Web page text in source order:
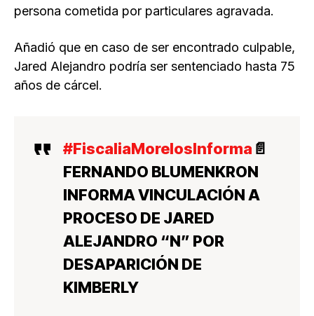
persona cometida por particulares agravada.
Añadió que en caso de ser encontrado culpable,
Jared Alejandro podría ser sentenciado hasta 75
años de cárcel.
#FiscaliaMorelosInforma 📄
FERNANDO BLUMENKRON
INFORMA VINCULACIÓN A
PROCESO DE JARED
ALEJANDRO “N” POR
DESAPARICIÓN DE
KIMBERLY